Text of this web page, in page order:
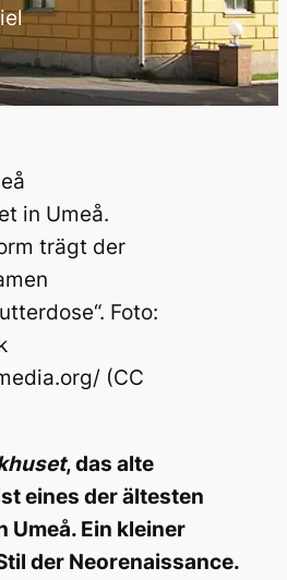
in Umeå.
trägt der
Foto:
(CC
, das alte
eines der ältesten
Umeå. Ein kleiner
der Neorenaissance.